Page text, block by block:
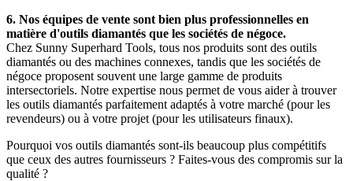
6. Nos équipes de vente sont bien plus professionnelles en
matière d'outils diamantés que les sociétés de négoce.
Chez Sunny Superhard Tools, tous nos produits sont des outils
diamantés ou des machines connexes, tandis que les sociétés de
négoce proposent souvent une large gamme de produits
intersectoriels. Notre expertise nous permet de vous aider à trouver
les outils diamantés parfaitement adaptés à votre marché (pour les
revendeurs) ou à votre projet (pour les utilisateurs finaux).
Pourquoi vos outils diamantés sont-ils beaucoup plus compétitifs
que ceux des autres fournisseurs ? Faites-vous des compromis sur la
qualité ?